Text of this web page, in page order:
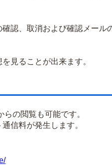
認、取消および確認メール
見ることが出来ます。
の閲覧も可能です。
信料が発生します。